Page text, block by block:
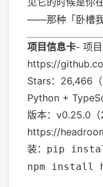
——那种「卧槽我
项目信息卡- 项
https://
Stars：26,466
Python +
版本：v0.25.0
https://
装： pip
npm install